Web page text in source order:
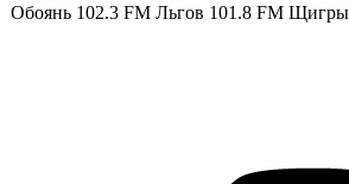
FM Льгов 101.8 FM Щигры 107.8 FM